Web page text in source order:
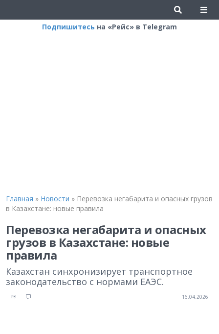
Подпишитесь на «Рейс» в Telegram
Главная » Новости » Перевозка негабарита и опасных грузов
в Казахстане: новые правила
Перевозка негабарита и опасных
грузов в Казахстане: новые
правила
Казахстан синхронизирует транспортное
законодательство с нормами ЕАЭС.
16.04.2026